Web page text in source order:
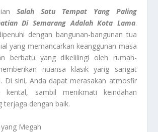
Salah Satu Tempat Yang Paling
Di Semarang Adalah Kota Lama.
dengan bangunan-bangunan tua
yang memancarkan keanggunan masa
berbatu yang dikelilingi oleh rumah-
nuansa klasik yang sangat
Di sini, Anda dapat merasakan atmosfir
kental, sambil menikmati keindahan
terjaga dengan baik.
Megah